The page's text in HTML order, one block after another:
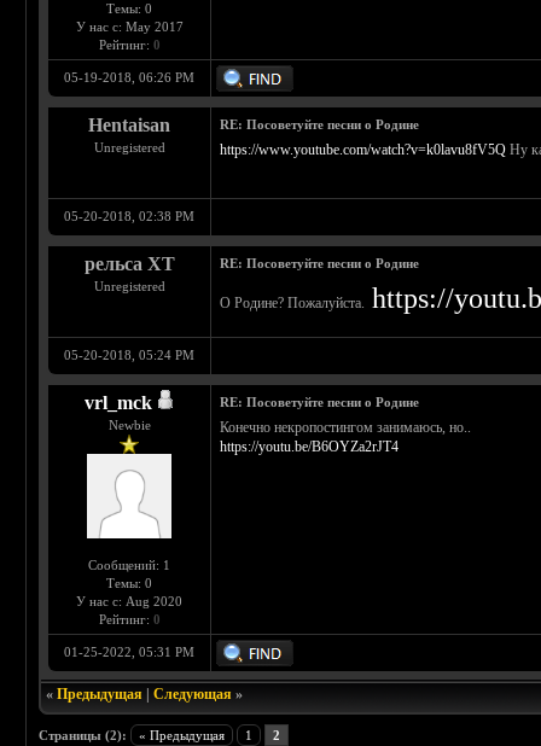
Темы: 0
У нас с: May 2017
Рейтинг: 0
05-19-2018, 06:26 PM
Hentaisan
Unregistered
RE: Посоветуйте песни о Родине
https://www.youtube.com/watch?v=k0lavu8fV5Q Ну
05-20-2018, 02:38 PM
рельса ХТ
Unregistered
RE: Посоветуйте песни о Родине
О Родине? Пожалуйста.https://
05-20-2018, 05:24 PM
vrl_mck
Newbie
Сообщений: 1
Темы: 0
У нас с: Aug 2020
Рейтинг: 0
RE: Посоветуйте песни о Родине
Конечно некропостингом занимаюсь, но..
https://youtu.be/B6OYZa2rJT4
01-25-2022, 05:31 PM
«Предыдущая |Следующая »
Страницы (2): « Предыдущая 1 2